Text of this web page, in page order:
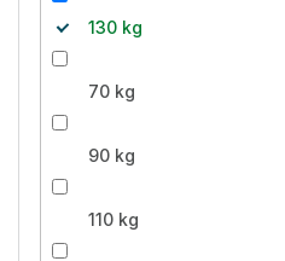
130 kg
70 kg
90 kg
110 kg